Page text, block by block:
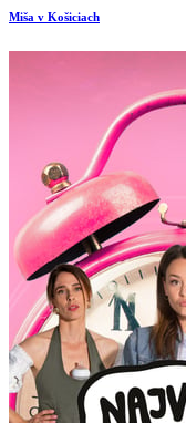
Miša v Košiciach